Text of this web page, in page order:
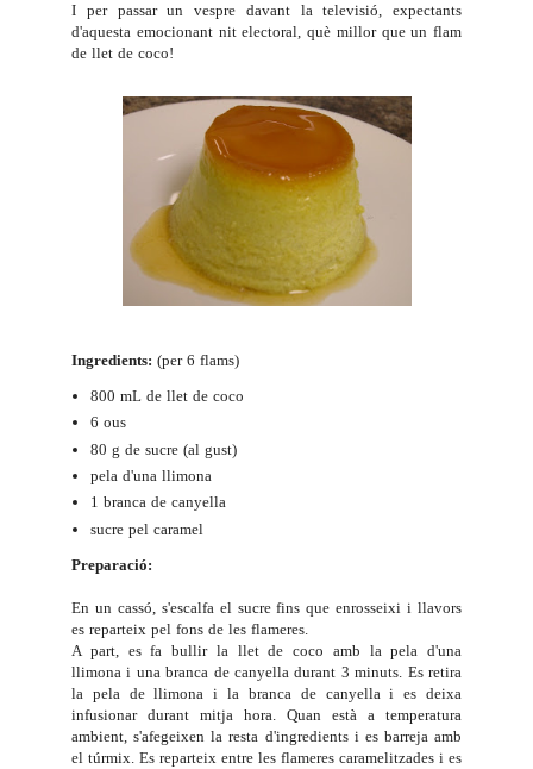
I per passar un vespre davant la televisió, expectants
d'aquesta emocionant nit electoral, què millor que un flam
de llet de coco!
Ingredients: (per 6 flams)
800 mL de llet de coco
6 ous
80 g de sucre (al gust)
pela d'una llimona
1 branca de canyella
sucre pel caramel
Preparació:
En un cassó, s'escalfa el sucre fins que enrosseixi i llavors
es reparteix pel fons de les flameres.
A part, es fa bullir la llet de coco amb la pela d'una
llimona i una branca de canyella durant 3 minuts. Es retira
la pela de llimona i la branca de canyella i es deixa
infusionar durant mitja hora. Quan està a temperatura
ambient, s'afegeixen la resta d'ingredients i es barreja amb
el túrmix. Es reparteix entre les flameres caramelitzades i es